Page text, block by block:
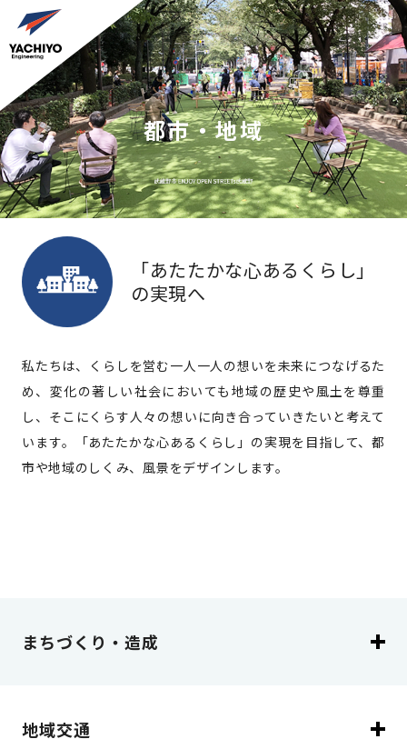
都市・地域
「あたたかな心あるくらし」
の実現へ
私たちは、くらしを営む一人一人の想いを未来につなげるた
め、変化の著しい社会においても地域の歴史や風土を尊重
し、そこにくらす人々の想いに向き合っていきたいと考えて
います。「あたたかな心あるくらし」の実現を目指して、都
市や地域のしくみ、風景をデザインします。
まちづくり・造成
地域交通